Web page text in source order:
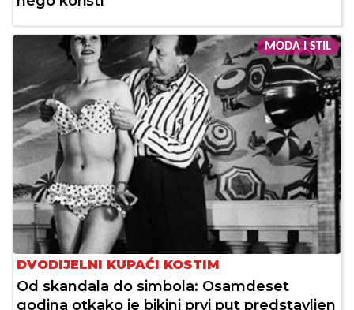
MODA I STIL
DVODIJELNI KUPAĆI KOSTIM
Od skandala do simbola: Osamdeset
godina otkako je bikini prvi put predstavljen